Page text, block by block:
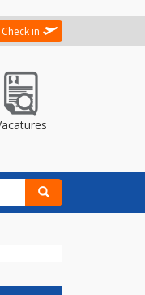
Check in